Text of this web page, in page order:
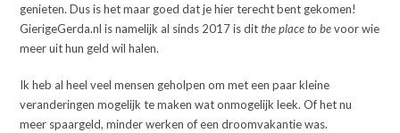
genieten. Dus is het maar goed dat je hier terecht bent gekomen!
GierigeGerda.nl is namelijk al sinds 2017 is ditthe place to bevoor wie
meer uit hun geld wil halen.
Ik heb al heel veel mensen geholpen om met een paar kleine
veranderingen mogelijk te maken wat onmogelijk leek. Of het nu
meer spaargeld, minder werken of een droomvakantie was.